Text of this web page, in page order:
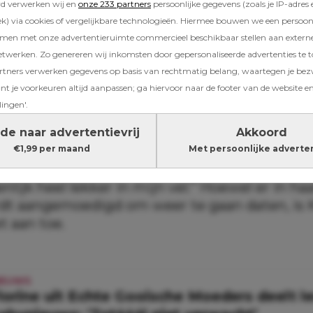
verwerken wij en onze 233 partners persoonlijke gegevens (zoals je IP-adres
via cookies of vergelijkbare technologieën. Hiermee bouwen we een
met onze advertentieruimte commercieel beschikbaar stellen aan
Zo genereren wij inkomsten door gepersonaliseerde advertenties te
verwerken gegevens op basis van rechtmatig belang, waartegen je
je voorkeuren altijd aanpassen; ga hiervoor naar de footer van de website
naar advertentievrij
€1,99 per maand
Akkoord
Met persoonlijke
gaat het gesprek dit keer juist over
opnieuw balans vinden. Kimberly vertelt dat
een moeilijke fase komt, waarin ze met
over moeilijke fase
wel een beetje een negatieve periode
dalen, maar ik voel steeds meer mezelf
heel lekker in mijn vel.” Hoewel er in
aangemoedigd om weer te gaan daten, is
aan toe.
uit Echte Gooische Moeders deelt